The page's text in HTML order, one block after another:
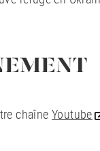
chaîneYoutube